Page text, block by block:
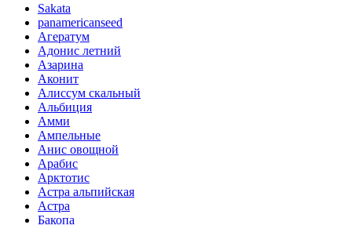
Sakata
panamericanseed
Агератум
Адонис летний
Азарина
Аконит
Алиссум скальный
Альбиция
Амми
Ампельные
Анис овощной
Арабис
Арктотис
Астра альпийская
Астра
Бакопа